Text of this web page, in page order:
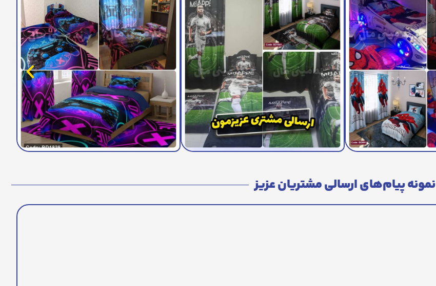
نمونه پیام‌های ارسالی مشتریان عزیز